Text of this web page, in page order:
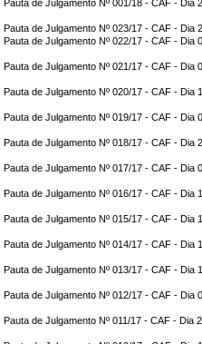
Pauta de Julgamento Nº 001/18 - CAF - Dia
Pauta de Julgamento Nº 023/17 - CAF - Dia
Pauta de Julgamento Nº 022/17 - CAF - Dia
Pauta de Julgamento Nº 021/17 - CAF - Dia
Pauta de Julgamento Nº 020/17 - CAF - Dia
Pauta de Julgamento Nº 019/17 - CAF - Dia
Pauta de Julgamento Nº 018/17 - CAF - Dia
Pauta de Julgamento Nº 017/17 - CAF - Dia
Pauta de Julgamento Nº 016/17 - CAF - Dia
Pauta de Julgamento Nº 015/17 - CAF - Dia
Pauta de Julgamento Nº 014/17 - CAF - Dia
Pauta de Julgamento Nº 013/17 - CAF - Dia
Pauta de Julgamento Nº 012/17 - CAF - Dia
Pauta de Julgamento Nº 011/17 - CAF - Dia